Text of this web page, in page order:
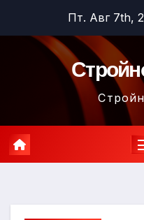
содержимому
Пт. Авг 7th,